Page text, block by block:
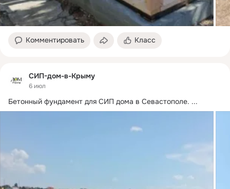
Комментировать Класс
СИП-дом-в-Крыму
6 июл
Бетонный фундамент для СИП дома в Севастополе. ...